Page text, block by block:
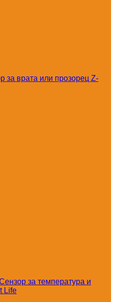
за врата или прозорец Z-
за температура и
Life